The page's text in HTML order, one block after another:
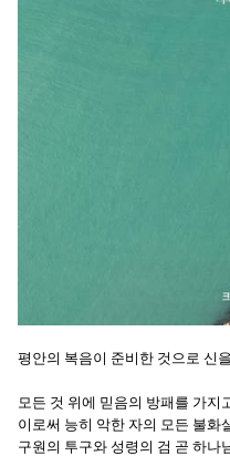
평안의 복음이 준비한 것으로 신
모든 것 위에 믿음의 방패를 가지
이로써 능히 악한 자의 모든 불화
구원의 투구와 성령의 검 곧 하나